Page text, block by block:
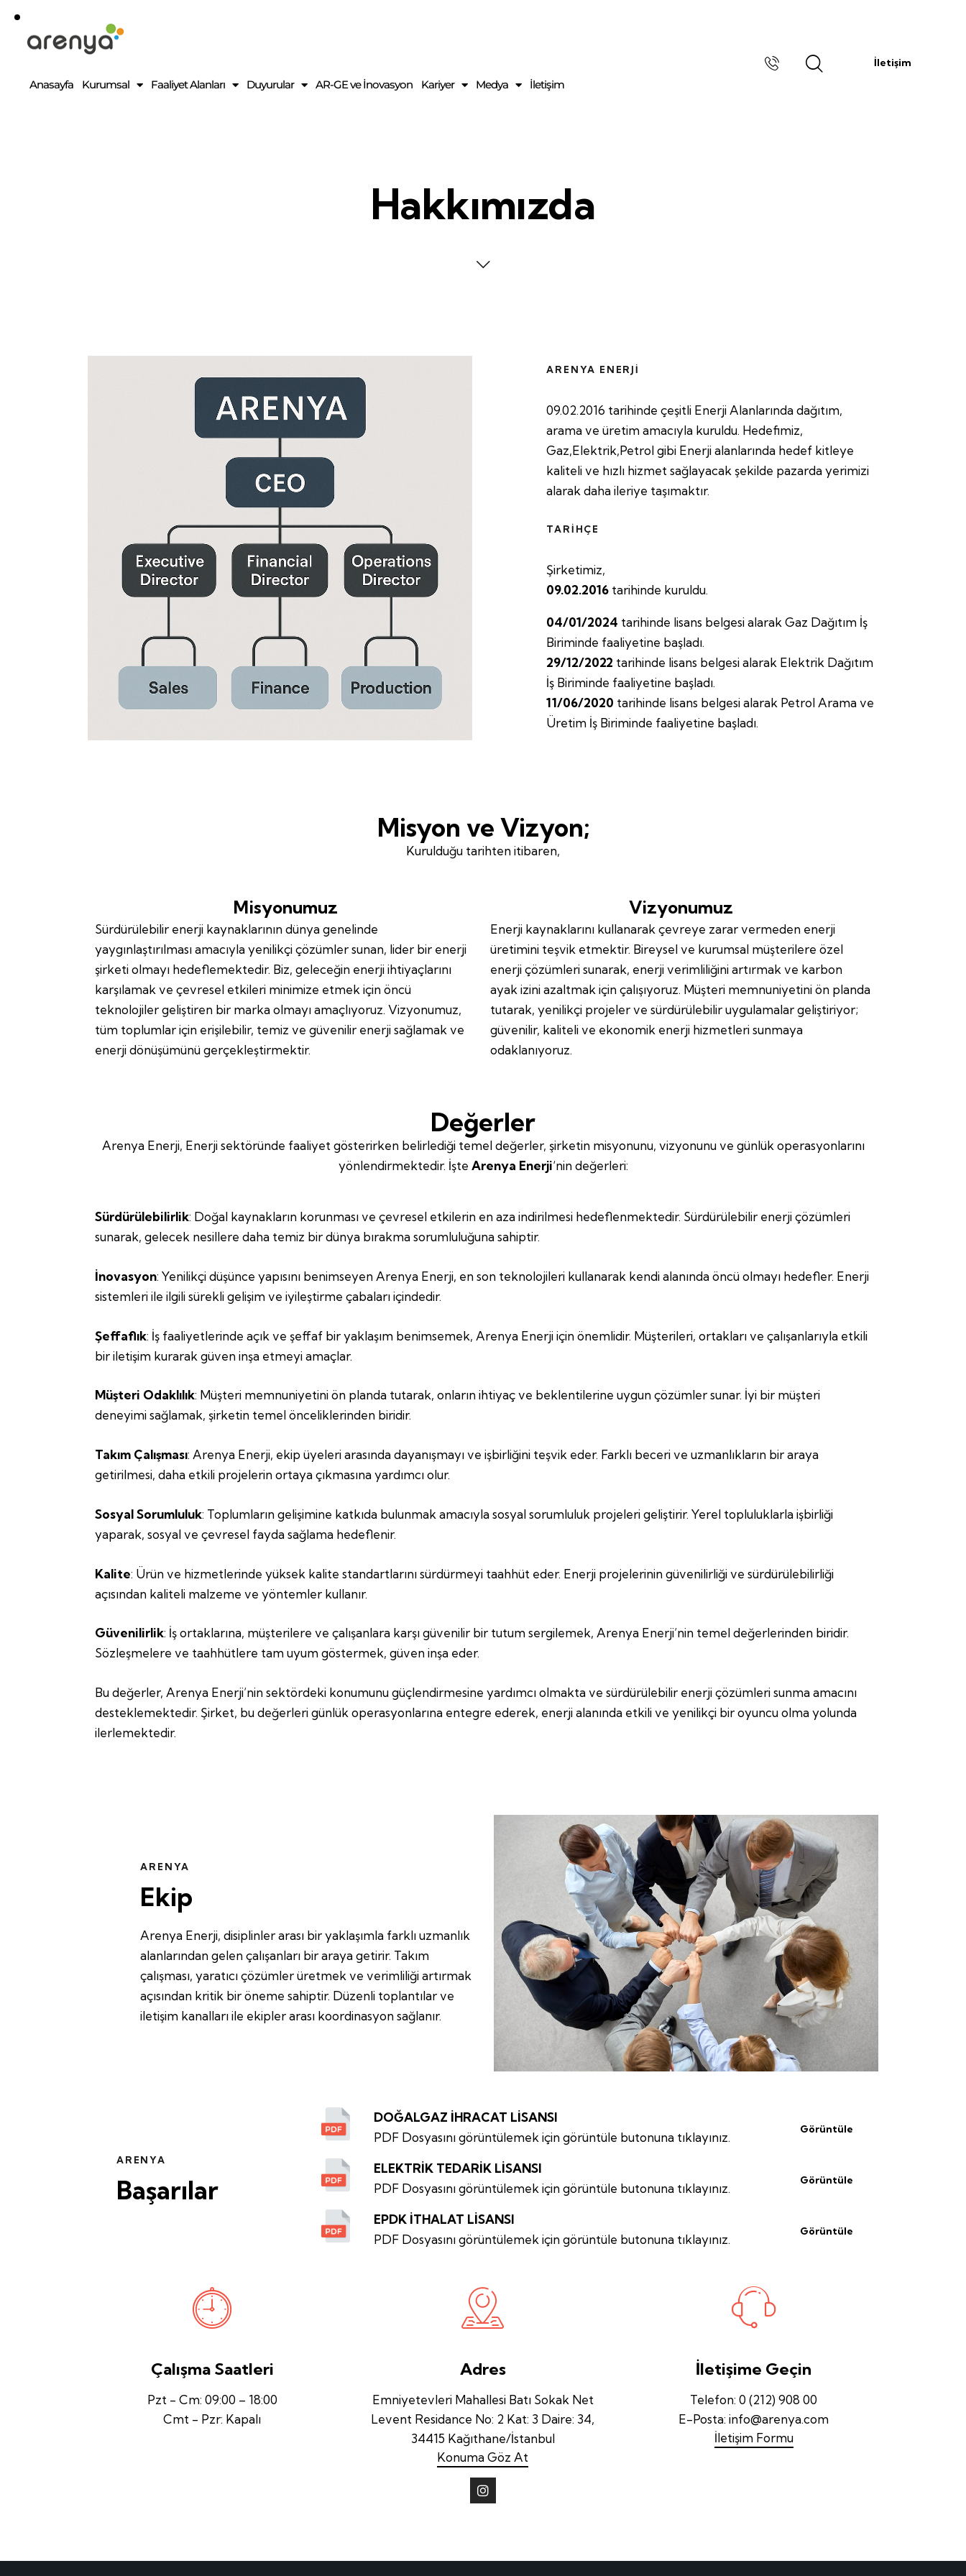
Anasayfa Kurumsal Faaliyet Alanları Duyurular AR-GE ve İnovasyon Kariyer Medya İletişim
İletişim
Hakkımızda
ARENYA ENERJİ
09.02.2016 tarihinde çeşitli Enerji Alanlarında dağıtım,
arama ve üretim amacıyla kuruldu. Hedefimiz,
Gaz,Elektrik,Petrol gibi Enerji alanlarında hedef kitleye
kaliteli ve hızlı hizmet sağlayacak şekilde pazarda yerimizi
alarak daha ileriye taşımaktır.
TARİHÇE
Şirketimiz,
09.02.2016 tarihinde kuruldu.
04/01/2024 tarihinde lisans belgesi alarak Gaz Dağıtım İş
Biriminde faaliyetine başladı.
29/12/2022 tarihinde lisans belgesi alarak Elektrik Dağıtım
İş Biriminde faaliyetine başladı.
11/06/2020 tarihinde lisans belgesi alarak Petrol Arama ve
Üretim İş Biriminde faaliyetine başladı.
Misyon ve Vizyon;
Kurulduğu tarihten itibaren,
Misyonumuz
Sürdürülebilir enerji kaynaklarının dünya genelinde
yaygınlaştırılması amacıyla yenilikçi çözümler sunan, lider bir enerji
şirketi olmayı hedeflemektedir. Biz, geleceğin enerji ihtiyaçlarını
karşılamak ve çevresel etkileri minimize etmek için öncü
teknolojiler geliştiren bir marka olmayı amaçlıyoruz. Vizyonumuz,
tüm toplumlar için erişilebilir, temiz ve güvenilir enerji sağlamak ve
enerji dönüşümünü gerçekleştirmektir.
Vizyonumuz
Enerji kaynaklarını kullanarak çevreye zarar vermeden enerji
üretimini teşvik etmektir. Bireysel ve kurumsal müşterilere özel
enerji çözümleri sunarak, enerji verimliliğini artırmak ve karbon
ayak izini azaltmak için çalışıyoruz. Müşteri memnuniyetini ön planda
tutarak, yenilikçi projeler ve sürdürülebilir uygulamalar geliştiriyor;
güvenilir, kaliteli ve ekonomik enerji hizmetleri sunmaya
odaklanıyoruz.
Değerler
Arenya Enerji, Enerji sektöründe faaliyet gösterirken belirlediği temel değerler, şirketin misyonunu, vizyonunu ve günlük operasyonlarını
yönlendirmektedir. İşte Arenya Enerji‘nin değerleri:
Sürdürülebilirlik: Doğal kaynakların korunması ve çevresel etkilerin en aza indirilmesi hedeflenmektedir. Sürdürülebilir enerji çözümleri
sunarak, gelecek nesillere daha temiz bir dünya bırakma sorumluluğuna sahiptir.
İnovasyon: Yenilikçi düşünce yapısını benimseyen Arenya Enerji, en son teknolojileri kullanarak kendi alanında öncü olmayı hedefler. Enerji
sistemleri ile ilgili sürekli gelişim ve iyileştirme çabaları içindedir.
Şeffaflık: İş faaliyetlerinde açık ve şeffaf bir yaklaşım benimsemek, Arenya Enerji için önemlidir. Müşterileri, ortakları ve çalışanlarıyla etkili
bir iletişim kurarak güven inşa etmeyi amaçlar.
Müşteri Odaklılık: Müşteri memnuniyetini ön planda tutarak, onların ihtiyaç ve beklentilerine uygun çözümler sunar. İyi bir müşteri
deneyimi sağlamak, şirketin temel önceliklerinden biridir.
Takım Çalışması: Arenya Enerji, ekip üyeleri arasında dayanışmayı ve işbirliğini teşvik eder. Farklı beceri ve uzmanlıkların bir araya
getirilmesi, daha etkili projelerin ortaya çıkmasına yardımcı olur.
Sosyal Sorumluluk: Toplumların gelişimine katkıda bulunmak amacıyla sosyal sorumluluk projeleri geliştirir. Yerel topluluklarla işbirliği
yaparak, sosyal ve çevresel fayda sağlama hedeflenir.
Kalite: Ürün ve hizmetlerinde yüksek kalite standartlarını sürdürmeyi taahhüt eder. Enerji projelerinin güvenilirliği ve sürdürülebilirliği
açısından kaliteli malzeme ve yöntemler kullanır.
Güvenilirlik: İş ortaklarına, müşterilere ve çalışanlara karşı güvenilir bir tutum sergilemek, Arenya Enerji’nin temel değerlerinden biridir.
Sözleşmelere ve taahhütlere tam uyum göstermek, güven inşa eder.
Bu değerler, Arenya Enerji’nin sektördeki konumunu güçlendirmesine yardımcı olmakta ve sürdürülebilir enerji çözümleri sunma amacını
desteklemektedir. Şirket, bu değerleri günlük operasyonlarına entegre ederek, enerji alanında etkili ve yenilikçi bir oyuncu olma yolunda
ilerlemektedir.
ARENYA
Ekip
Arenya Enerji, disiplinler arası bir yaklaşımla farklı uzmanlık
alanlarından gelen çalışanları bir araya getirir. Takım
çalışması, yaratıcı çözümler üretmek ve verimliliği artırmak
açısından kritik bir öneme sahiptir. Düzenli toplantılar ve
iletişim kanalları ile ekipler arası koordinasyon sağlanır.
ARENYA
Başarılar
DOĞALGAZ İHRACAT LİSANSI
PDF Dosyasını görüntülemek için görüntüle butonuna tıklayınız.
Görüntüle
ELEKTRİK TEDARİK LİSANSI
PDF Dosyasını görüntülemek için görüntüle butonuna tıklayınız.
Görüntüle
EPDK İTHALAT LİSANSI
PDF Dosyasını görüntülemek için görüntüle butonuna tıklayınız.
Görüntüle
Çalışma Saatleri
Pzt - Cm: 09:00 – 18:00
Cmt - Pzr: Kapalı
Adres
Emniyetevleri Mahallesi Batı Sokak Net
Levent Residance No: 2 Kat: 3 Daire: 34,
34415 Kağıthane/İstanbul
Konuma Göz At
İletişime Geçin
Telefon:0 (212) 908 00
E-Posta:info@arenya.com
İletişim Formu